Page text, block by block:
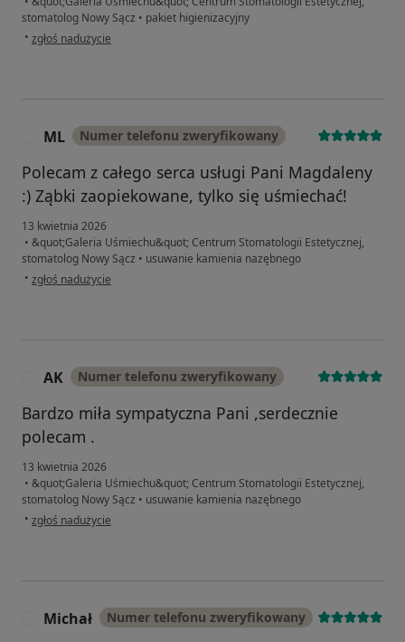
stomatolog Nowy Sącz • pakiet higienizacyjny
• w opinii użytkownika BMW F1
zgłoś nadużycie
ML Numer telefonu zweryfikowany
Polecam z całego serca usługi Pani Magdaleny
:) Ząbki zaopiekowane, tylko się uśmiechać!
13 kwietnia 2026
• &quot;Galeria Uśmiechu&quot; Centrum Stomatologii Estetycznej,
stomatolog Nowy Sącz • usuwanie kamienia nazębnego
• w opinii użytkownika ML
zgłoś nadużycie
AK Numer telefonu zweryfikowany
Bardzo miła sympatyczna Pani ,serdecznie
polecam .
13 kwietnia 2026
• &quot;Galeria Uśmiechu&quot; Centrum Stomatologii Estetycznej,
stomatolog Nowy Sącz • usuwanie kamienia nazębnego
• w opinii użytkownika AK
zgłoś nadużycie
Michał Numer telefonu zweryfikowany